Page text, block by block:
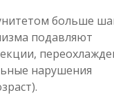
больше
подавляют
нарушения